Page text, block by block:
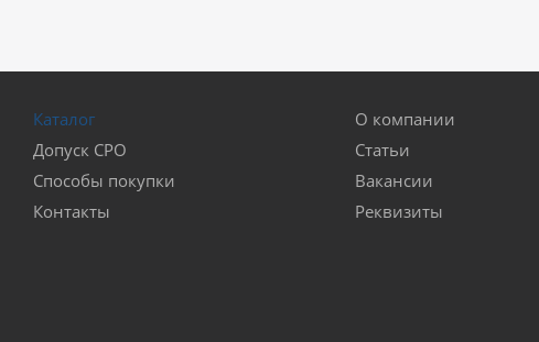
Каталог
Допуск СРО
Способы покупки
Контакты
О компании
Статьи
Вакансии
Реквизиты